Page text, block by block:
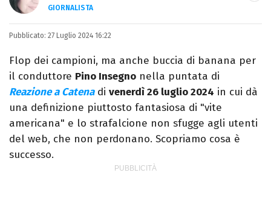
GIORNALISTA
LINKEDIN
INSTAGRAM FACEBOOK SITO
Romana, laurea in Scienze Politiche,
giornalista per caso. Ho scritto per
quotidiani, settimanali, siti e agenzie,
prevalentemente di cronaca e spettacoli.
Pubblicato: 27 Luglio 2024 16:22
Flop dei campioni, ma anche buccia di banana per
il conduttore Pino Insegno nella puntata di
Reazione a Catena di venerdì 26 luglio 2024 in cui dà
una definizione piuttosto fantasiosa di "vite
americana" e lo strafalcione non sfugge agli utenti
del web, che non perdonano. Scopriamo cosa è
successo.